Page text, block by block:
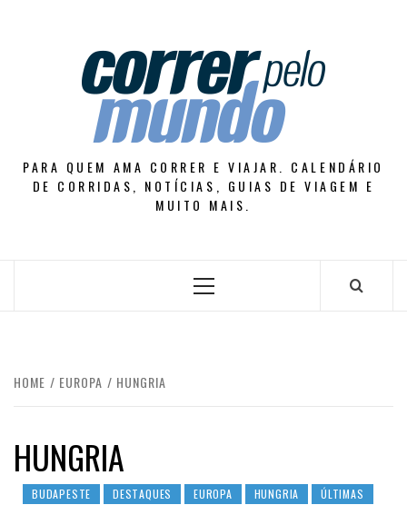
PARA QUEM AMA CORRER E VIAJAR. CALENDÁRIO
DE CORRIDAS, NOTÍCIAS, GUIAS DE VIAGEM E
MUITO MAIS.
Primary
HOME EUROPA HUNGRIA
HUNGRIA
BUDAPESTE DESTAQUES EUROPA HUNGRIA
ÚLTIMAS